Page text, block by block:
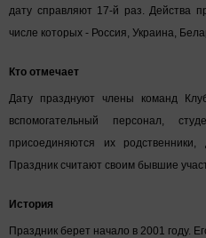
дату справляют 17-й раз. Действа
числе которых - Россия, Украина,
Кто отмечает
Дату празднуют члены команд
вспомогательный персонал,
присоединяются их
Праздник считают своим бывшие
История
Праздник берет начало в 2001 году.